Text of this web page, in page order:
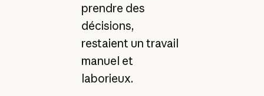
prendre des
décisions,
restaient un travail
manuel et
laborieux.